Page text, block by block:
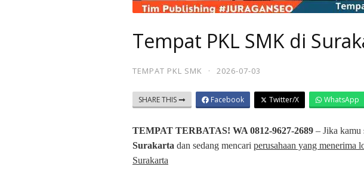
Tempat PKL SMK di
TEMPAT PKL SMK · 2026-07-03
SHARE THIS Facebook Twitter/X WhatsApp
TEMPAT TERBATAS! WA 0812-9627-2689 – Jika
Surakarta dan sedang mencari perusahaan yang
Surakarta